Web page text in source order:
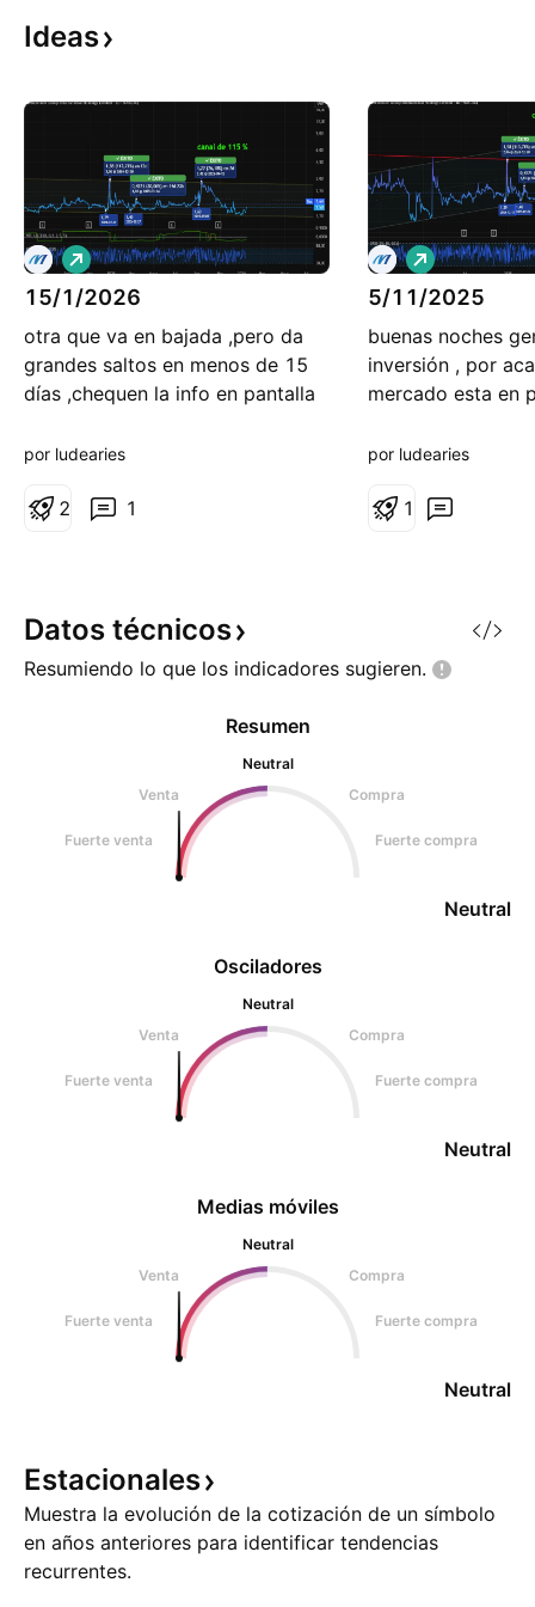
Ideas
15/1/2026
otra que va en bajada ,pero da
grandes saltos en menos de 15
días ,chequen la info en pantalla
L
a
r
o
por ludearies
1
2
5/11/2025
buenas noches
inversión , por
mercado esta en
alcista ,chequen
L
a
r
o
por ludearies
1
Datos técnicos
Resumiendo lo que los indicadores sugieren.
Osciladores
Neutral
Venta
Compra
Fuerte venta Fuerte compra
Neutral
Resumen
Neutral
Venta
Compra
Fuerte venta Fuerte compra
Neutral
Medias móviles
Neutral
Venta
Compra
Fuerte venta Fuerte compra
Neutral
Estacionales
Muestra la evolución de la cotización de un símbolo
en años anteriores para identificar tendencias
recurrentes.